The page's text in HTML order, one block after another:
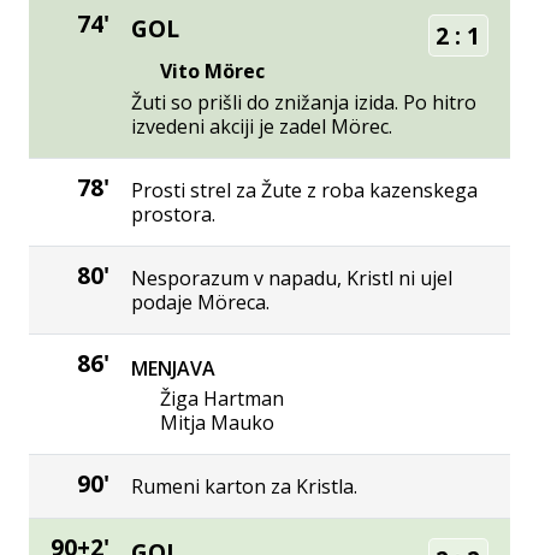
74' GOL 2 : 1
Vito Mörec
Žuti so prišli do znižanja izida. Po hitro
izvedeni akciji je zadel Mörec.
78'
Prosti strel za Žute z roba kazenskega
prostora.
80'
Nesporazum v napadu, Kristl ni ujel
podaje Möreca.
86'
MENJAVA
Žiga Hartman
Mitja Mauko
90' Rumeni karton za Kristla.
90+2'